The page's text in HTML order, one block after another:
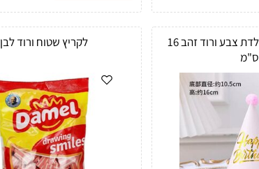
כובע קונוס יום הולדת צבע ורוד זהב 16
ס"מ
לקריץ שטוח ורוד לבן